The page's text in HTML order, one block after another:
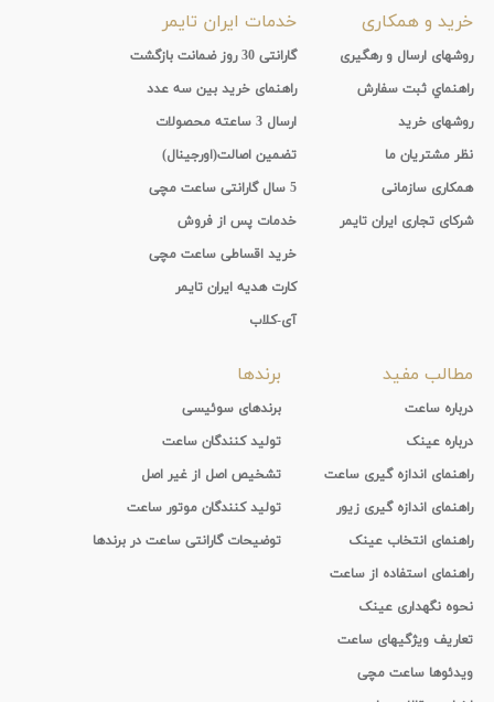
خرید و همکاری
روشهای ارسال و رهگیری
راهنماي ثبت سفارش
روشهای خرید
نظر مشتریان ما
همکاری سازمانی
شرکای تجاری ایران تایمر
خدمات ایران تایمر
گارانتی 30 روز ضمانت بازگشت
راهنمای خرید بین سه عدد
ارسال 3 ساعته محصولات
تضمین اصالت(اورجینال)
5 سال گارانتی ساعت مچی
خدمات پس از فروش
خرید اقساطی ساعت مچی
کارت هدیه ایران تایمر
آی-کلاب
مطالب مفید
درباره ساعت
درباره عینک
راهنمای اندازه گیری ساعت
راهنمای اندازه گیری زیور
راهنمای انتخاب عینک
راهنمای استفاده از ساعت
نحوه نگهداری عینک
تعاریف ویژگیهای ساعت
ویدئوها ساعت مچی
برندها
برندهای سوئیسی
تولید کنندگان ساعت
تشخیص اصل از غیر اصل
تولید کنندگان موتور ساعت
توضیحات گارانتی ساعت در برندها